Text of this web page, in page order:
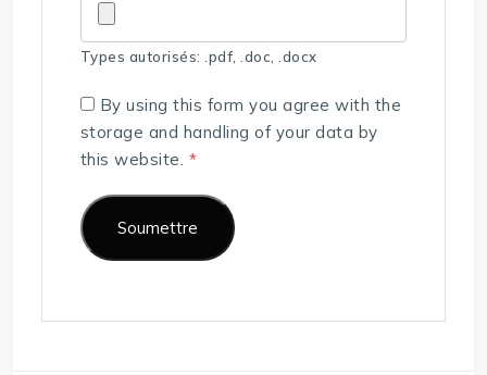
Types autorisés: .pdf, .doc, .docx
By using this form you agree with the
storage and handling of your data by
this website. *